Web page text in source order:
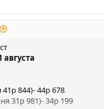
августа
844)- 44р 678
31р 981)- 34р 199